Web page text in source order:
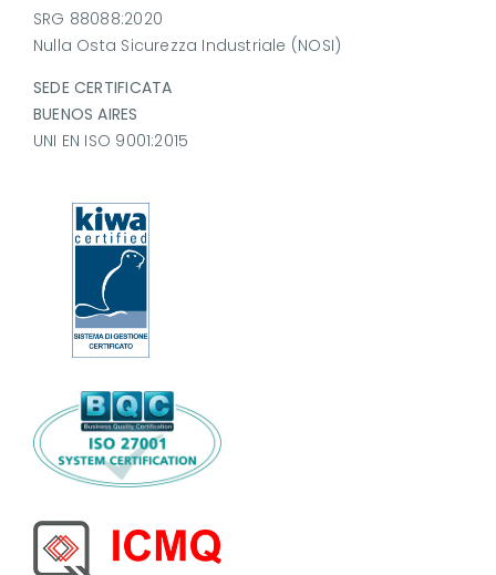
SRG 88088:2020
Nulla Osta Sicurezza Industriale (NOSI)
SEDE CERTIFICATA
BUENOS AIRES
UNI EN ISO 9001:2015